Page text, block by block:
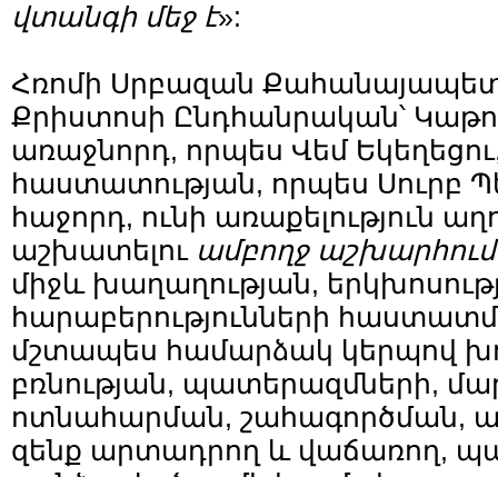
վտանգի մեջ է»:
Հռոմի Սրբազան
Քրիստոսի Ընդհանրական՝
առաջնորդ, որպես Վեմ
հաստատության, որպես Սուրբ
հաջորդ, ունի առաքելություն
աշխատելու ամբողջ աշխարհում
միջև խաղաղության,
հարաբերությունների
մշտապես համարձակ կերպով
բռնության, պատերազմների,
ոտնահարման, շահագործման,
զենք արտադրող և վաճառող,